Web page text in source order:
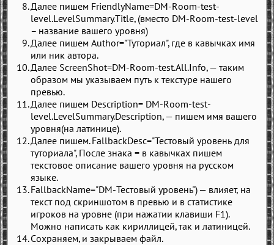
Далее пишем FriendlyName=DM-Room-test-
level.LevelSummary.Title, (вместо DM-Room-test-level
– название вашего уровня)
Далее пишем Author="Туториал", где в кавычках имя
или ник автора.
Далее ScreenShot=DM-Room-test.All.Info, — таким
образом мы указываем путь к текстуре нашего
превью.
Далее пишем Description= DM-Room-test-
level.LevelSummary.Description, — пишем имя вашего
уровня(на латинице).
Далее пишем. FallbackDesc="Тестовый уровень для
туториала", После знака = в кавычках пишем
текстовое описание вашего уровня на русском
языке.
FallbackName="DM-Тестовый уровень")— влияет, на
текст под скриншотом в превью и в статистике
игроков на уровне (при нажатии клавиши F1).
Можно написать как кириллицей, так и латиницей.
Сохраняем, и закрываем файл.